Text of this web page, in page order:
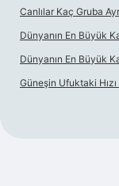
Canlılar Kaç Gruba
Dünyanın En Büyük
Dünyanın En Büyük
Güneşin Ufuktaki Hızı